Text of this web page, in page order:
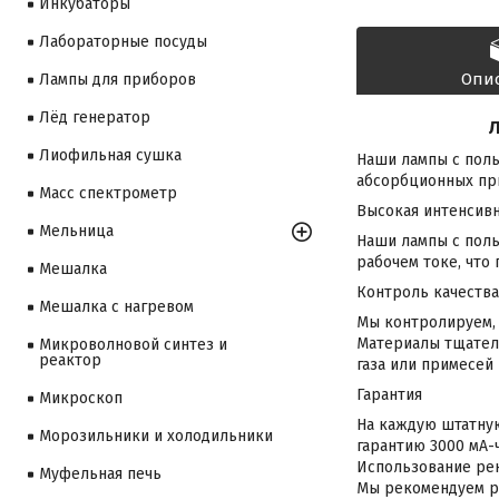
Наши лампы с
абсорбционных
Высокая
Наши лампы с
рабочем токе,
Контроль качества
Мы контролируем,
Материалы
газа или
Гарантия
На каждую
гарантию 3000 мА-
Использование
Мы рекомендуем
Инкубаторы
Лабораторные посуды
Лампы для приборов
Лёд генератор
Лиофильная сушка
Масс спектрометр
Мельница
Мешалка
Мешалка с нагревом
Микроволновой синтез и
реактор
Микроскоп
Морозильники и холодильники
Муфельная печь